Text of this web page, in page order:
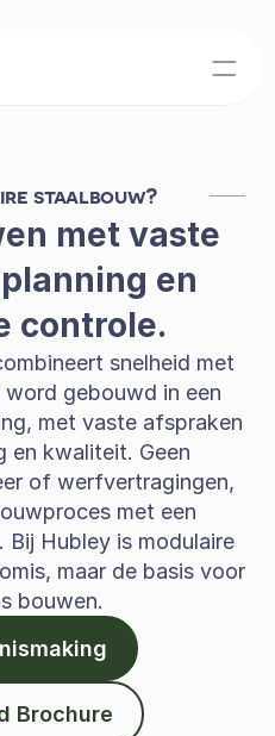
staalbouw?
met vaste
en
controle.
snelheid met
gebouwd in een
met vaste afspraken
en kwaliteit. Geen
of werfvertragingen,
met een
Hubley is modulaire
maar de basis voor
bouwen.
Brochure